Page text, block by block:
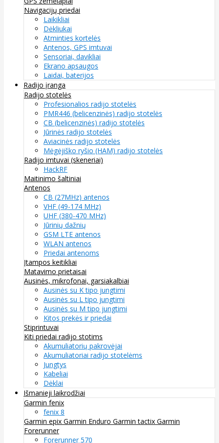
Navigacijų priedai
Laikikliai
Dėkliukai
Atminties kortelės
Antenos, GPS imtuvai
Sensoriai, davikliai
Ekrano apsaugos
Laidai, baterijos
Radijo įranga
Radijo stotelės
Profesionalios radijo stotelės
PMR446 (belicenzinės) radijo stotelės
CB (belicenzinės) radijo stotelės
Jūrinės radijo stotelės
Aviacinės radijo stotelės
Mėgėjiško ryšio (HAM) radijo stotelės
Radijo imtuvai (skeneriai)
HackRF
Maitinimo šaltiniai
Antenos
CB (27MHz) antenos
VHF (49-174 MHz)
UHF (380-470 MHz)
Jūrinių dažnių
GSM LTE antenos
WLAN antenos
Priedai antenoms
Įtampos keitikliai
Matavimo prietaisai
Ausinės, mikrofonai, garsiakalbiai
Ausinės su K tipo jungtimi
Ausinės su L tipo jungtimi
Ausinės su M tipo jungtimi
Kitos prekės ir priedai
Stiprintuvai
Kiti priedai radijo stotims
Akumuliatorių pakrovėjai
Akumuliatoriai radijo stotelėms
Jungtys
Kabeliai
Dėklai
Išmanieji laikrodžiai
Garmin fenix
fenix 8
Garmin epix Garmin Enduro Garmin tactix Garmin
Forerunner
Forerunner 570